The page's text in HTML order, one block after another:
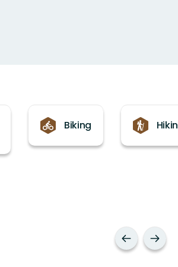
Biking